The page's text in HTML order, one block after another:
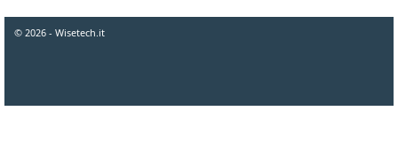
© 2026 - Wisetech.it